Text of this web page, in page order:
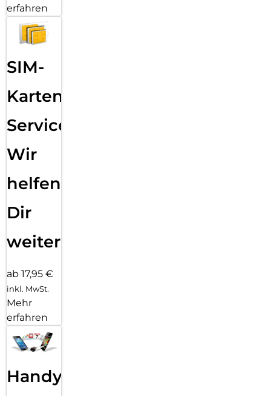
erfahren
SIM-
Karten
Service:
Wir
helfen
Dir
weiter
ab 17,95 €
inkl. MwSt.
Mehr
erfahren
Handy